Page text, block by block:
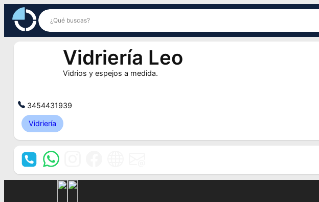
Saltar
contenido
Vidriería Leo
Vidrios y espejos a medida.
3454431939
Vidriería